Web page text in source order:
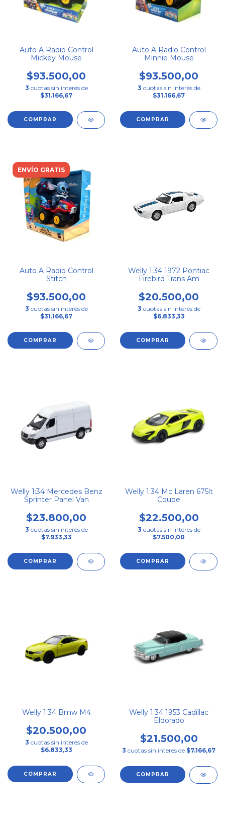
Auto A Radio Control
Mickey Mouse
$93.500,00
3 cuotas sin interés de
$31.166,67
Auto A Radio Control
Minnie Mouse
$93.500,00
3 cuotas sin interés de
$31.166,67
ENVÍO GRATIS
Auto A Radio Control
Stitch
$93.500,00
3 cuotas sin interés de
$31.166,67
Welly 1:34 1972 Pontiac
Firebird Trans Am
$20.500,00
3 cuotas sin interés de
$6.833,33
Welly 1:34 Mercedes Benz
Sprinter Panel Van
$23.800,00
3 cuotas sin interés de
$7.933,33
Welly 1:34 Mc Laren 675lt
Coupe
$22.500,00
3 cuotas sin interés de
$7.500,00
Welly 1:34 Bmw M4
$20.500,00
3 cuotas sin interés de
$6.833,33
Welly 1:34 1953 Cadillac
Eldorado
$21.500,00
3 cuotas sin interés de $7.166,67